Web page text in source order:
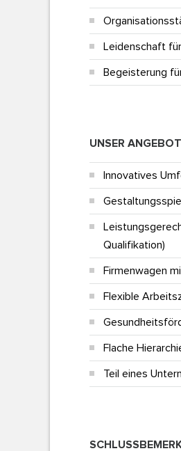
Leidenschaft
Begeisterung
UNSER
Innovatives
Qualifikation)
Firmenwagen
Flexible
Flache
Teil eines